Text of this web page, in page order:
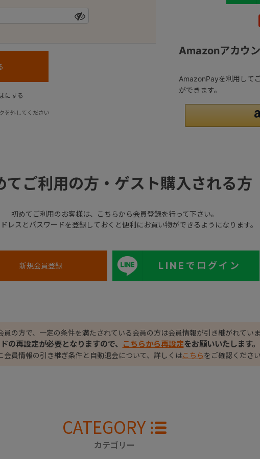
にする
を外してください
Amazonアカウ
AmazonPayを利用して
ができます。
てご利用の方・ゲスト購入される方
初めてご利用のお客様は、こちらから会員登録を行って下さい。
レスとパスワードを登録しておくと便利にお買い物ができるようになります。
LINEでログイン
員の方で、一定の条件を満たされている会員の方は会員情報が引き継がれていま
の再設定が必要となりますので、 こちらから再設定をお願いいたします。
会員情報の引き継ぎ条件と自動退会について、詳しくはこちらをご確認ください
CATEGORY
カテゴリー